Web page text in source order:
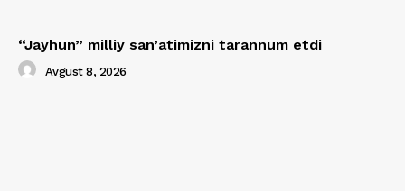
“Jayhun” milliy san’atimizni tarannum etdi
Avgust 8, 2026